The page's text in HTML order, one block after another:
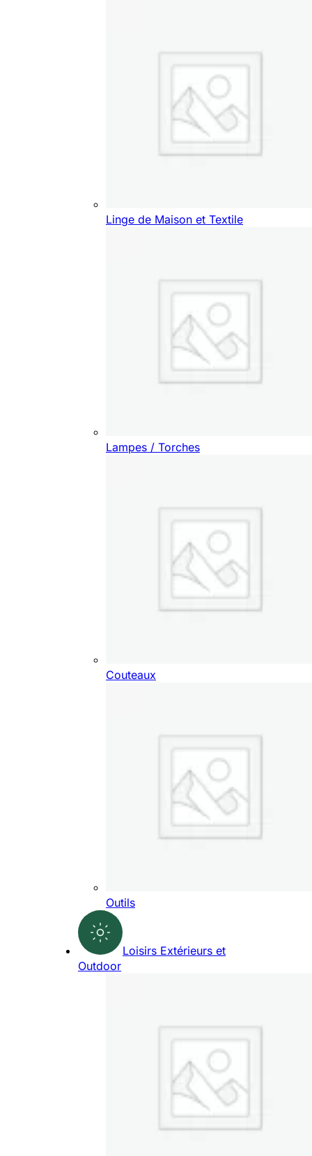
Linge de Maison et Textile
Lampes / Torches
Couteaux
Outils
Loisirs Extérieurs et
Outdoor